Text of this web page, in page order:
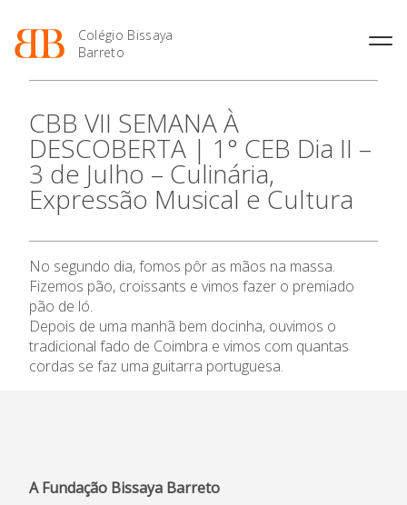
Colégio Bissaya
Barreto
O Colégio
Projeto Educativo
Organização
Colaboradores Docentes
Colaboradores Não
Ofertas de emprego
Regulamentos
Jornal “O Coreto”
Privacidade
Oferta Formativa
Enriquecimento Curricular
Oferta Curricular
Atividades Extracurriculares
Serviços
Letiva
Academia de LínguasEnsino Profissional
Profissionais
Matrículas
Horários e Manuais
Curso de Técnico de
Termalismo
Curso de Técnico/a de Apoio
à Família e à Comunidade
Ofertas de Emprego
Ano Letivo
2027
Calendários
Portal do Professor
Portal do Aluno/Encarregado
de Educação
SIGE
Secretariado de Exames
Admissão
CBB VII SEMANA À
DESCOBERTA | 1° CEB Dia II –
3 de Julho – Culinária,
Expressão Musical e Cultura
No segundo dia, fomos pôr as mãos na massa.
Fizemos pão, croissants e vimos fazer o premiado
pão de ló.
Depois de uma manhã bem docinha, ouvimos o
tradicional fado de Coimbra e vimos com quantas
cordas se faz uma guitarra portuguesa.
A Fundação Bissaya Barreto